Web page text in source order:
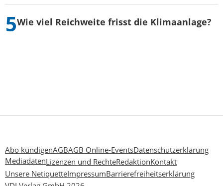
Wie viel Reichweite frisst die Klimaanlage?
Abo kündigenAGBAGB Online-EventsDatenschutzerklärung
MediadatenLizenzen und RechteRedaktionKontakt
Unsere NetiquetteImpressumBarrierefreiheitserklärung